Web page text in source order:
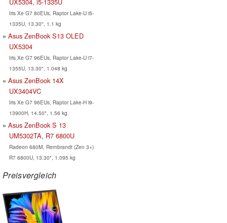
UX5304, i5-1335U
Iris Xe G7 80EUs, Raptor Lake-U i5-
1335U, 13.30", 1.1 kg
Asus ZenBook S13 OLED
UX5304
Iris Xe G7 96EUs, Raptor Lake-U i7-
1355U, 13.30", 1.048 kg
Asus ZenBook 14X
UX3404VC
Iris Xe G7 96EUs, Raptor Lake-H i9-
13900H, 14.50", 1.56 kg
Asus ZenBook S 13
UM5302TA, R7 6800U
Radeon 680M, Rembrandt (Zen 3+)
R7 6800U, 13.30", 1.095 kg
Preisvergleich